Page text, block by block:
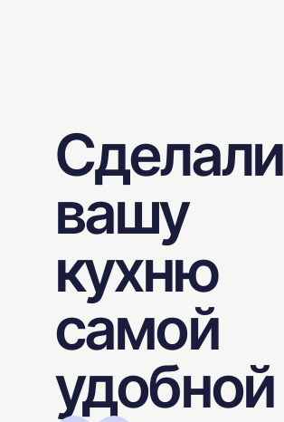
Сделали
вашу
кухню
самой
удобной